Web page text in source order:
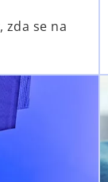
zda se na